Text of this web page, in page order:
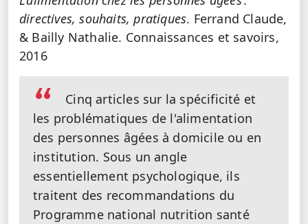
directives, souhaits, pratiques. Ferrand Claude,
& Bailly Nathalie. Connaissances et savoirs,
2016
Cinq articles sur la spécificité et
les problématiques de l'alimentation
des personnes âgées à domicile ou en
institution. Sous un angle
essentiellement psychologique, ils
traitent des recommandations du
Programme national nutrition santé